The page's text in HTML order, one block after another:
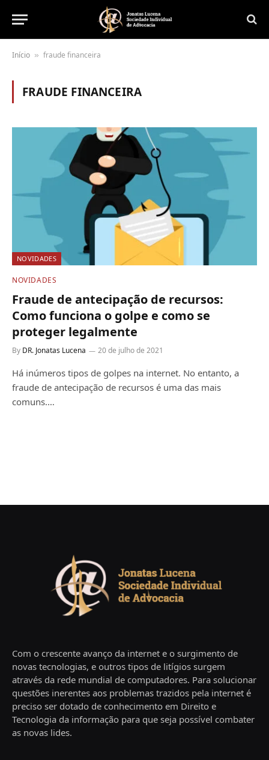
Início » fraude financeira
FRAUDE FINANCEIRA
NOVIDADES
NOVIDADES
Fraude de antecipação de recursos:
Como funciona o golpe e como se
proteger legalmente
By DR. Jonatas Lucena 20 de julho de 2021
Há inúmeros tipos de golpes na internet. No entanto, a
fraude de antecipação de recursos é uma das mais
comuns.…
Com o crescente avanço da internet e o surgimento de
novas tecnologias, e outros tipos de litígios surgem
através da rede mundial de computadores. Para solucionar
questões inerentes aos problemas trazidos pela internet é
preciso ser dotado de conhecimento em Direito e
Tecnologia da informação para que seja possível combater
as novas lides.